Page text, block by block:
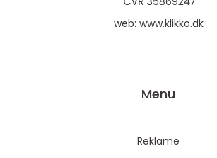
web: www.klikko.dk
Menu
Reklame